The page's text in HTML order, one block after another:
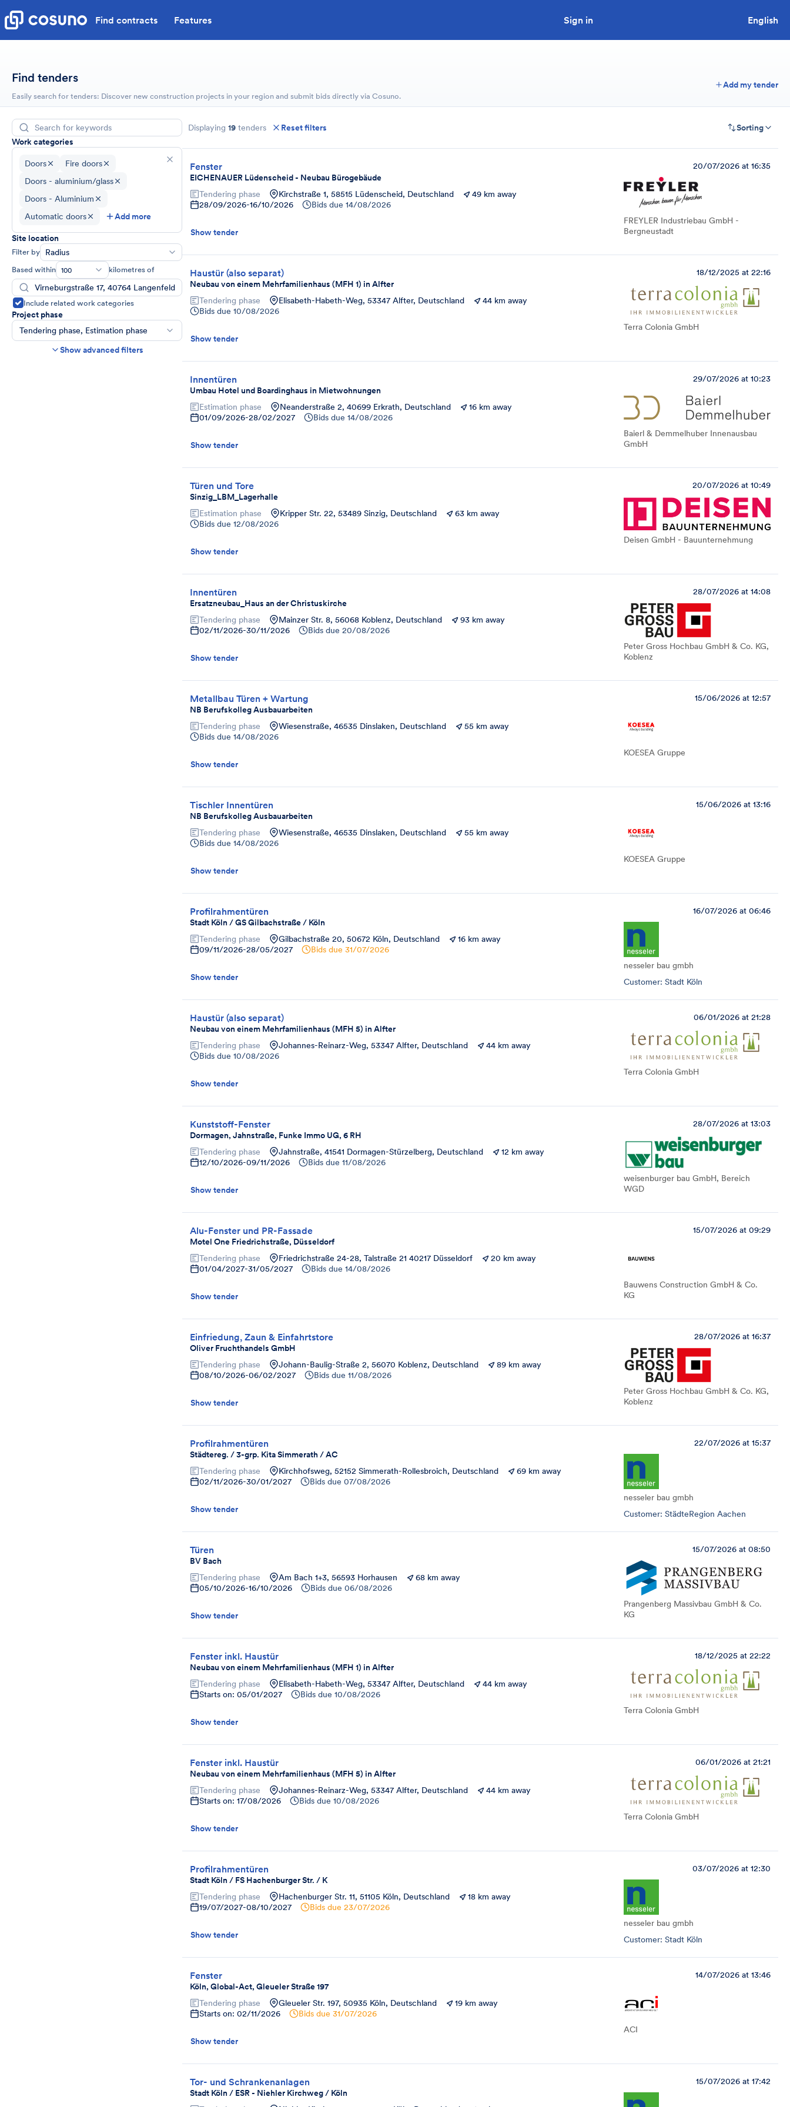
Find contracts Features Sign in English
Find tenders
Easily search for tenders: Discover new construction projects in your region and submit bids directly via Cosuno.
Add my tender
Work categories
Doors
Fire doors
Doors - aluminium/glass
Doors - Aluminium
Automatic doors
Add more
Site location
Filter by Radius
Based within 100 kilometres of
Include related work categories
Project phase
Tendering phase, Estimation phase
Construction time frame
End
Show advanced filters
Displaying 19 tenders Reset filters Sorting
Fenster
EICHENAUER Lüdenscheid - Neubau Bürogebäude
20/07/2026 at 16:35
Tendering phase Kirchstraße 1, 58515 Lüdenscheid, Deutschland
49 km away
28/09/2026-16/10/2026 Bids due 14/08/2026
FREYLER Industriebau GmbH -
Bergneustadt
Show tender
Haustür (also separat)
Neubau von einem Mehrfamilienhaus (MFH 1) in Alfter
18/12/2025 at 22:16
Tendering phase Elisabeth-Habeth-Weg, 53347 Alfter, Deutschland
44 km away
Bids due 10/08/2026
Terra Colonia GmbH
Show tender
Innentüren
Umbau Hotel und Boardinghaus in Mietwohnungen
29/07/2026 at 10:23
Estimation phase Neanderstraße 2, 40699 Erkrath, Deutschland
16 km away
01/09/2026-28/02/2027 Bids due 14/08/2026
Baierl & Demmelhuber Innenausbau
GmbH
Show tender
Türen und Tore
Sinzig_LBM_Lagerhalle
20/07/2026 at 10:49
Estimation phase Kripper Str. 22, 53489 Sinzig, Deutschland
63 km away
Bids due 12/08/2026
Deisen GmbH - Bauunternehmung
Show tender
Innentüren
Ersatzneubau_Haus an der Christuskirche
28/07/2026 at 14:08
Tendering phase Mainzer Str. 8, 56068 Koblenz, Deutschland
93 km away
02/11/2026-30/11/2026 Bids due 20/08/2026
Peter Gross Hochbau GmbH & Co. KG,
Koblenz
Show tender
Metallbau Türen + Wartung
NB Berufskolleg Ausbauarbeiten
15/06/2026 at 12:57
Tendering phase Wiesenstraße, 46535 Dinslaken, Deutschland
55 km away
Bids due 14/08/2026
KOESEA Gruppe
Show tender
Tischler Innentüren
NB Berufskolleg Ausbauarbeiten
15/06/2026 at 13:16
Tendering phase Wiesenstraße, 46535 Dinslaken, Deutschland
55 km away
Bids due 14/08/2026
KOESEA Gruppe
Show tender
Profilrahmentüren
Stadt Köln / GS Gilbachstraße / Köln
16/07/2026 at 06:46
Tendering phase Gilbachstraße 20, 50672 Köln, Deutschland
16 km away
09/11/2026-28/05/2027 Bids due 31/07/2026
nesseler bau gmbh
Customer: Stadt Köln
Show tender
Haustür (also separat)
Neubau von einem Mehrfamilienhaus (MFH 5) in Alfter
06/01/2026 at 21:28
Tendering phase Johannes-Reinarz-Weg, 53347 Alfter, Deutschland
44 km away
Bids due 10/08/2026
Terra Colonia GmbH
Show tender
Kunststoff-Fenster
Dormagen, Jahnstraße, Funke Immo UG, 6 RH
28/07/2026 at 13:03
Tendering phase Jahnstraße, 41541 Dormagen-Stürzelberg, Deutschland
12 km away
12/10/2026-09/11/2026 Bids due 11/08/2026
weisenburger bau GmbH, Bereich
WGD
Show tender
Alu-Fenster und PR-Fassade
Motel One Friedrichstraße, Düsseldorf
15/07/2026 at 09:29
Tendering phase Friedrichstraße 24-28, Talstraße 21 40217 Düsseldorf
20 km away
01/04/2027-31/05/2027 Bids due 14/08/2026
Bauwens Construction GmbH & Co.
KG
Show tender
Einfriedung, Zaun & Einfahrtstore
Oliver Fruchthandels GmbH
28/07/2026 at 16:37
Tendering phase Johann-Baulig-Straße 2, 56070 Koblenz, Deutschland
89 km away
08/10/2026-06/02/2027 Bids due 11/08/2026
Peter Gross Hochbau GmbH & Co. KG,
Koblenz
Show tender
Profilrahmentüren
Städtereg. / 3-grp. Kita Simmerath / AC
22/07/2026 at 15:37
Tendering phase Kirchhofsweg, 52152 Simmerath-Rollesbroich, Deutschland
69 km away
02/11/2026-30/01/2027 Bids due 07/08/2026
nesseler bau gmbh
Customer: StädteRegion Aachen
Show tender
Türen
BV Bach
15/07/2026 at 08:50
Tendering phase Am Bach 1+3, 56593 Horhausen
68 km away
05/10/2026-16/10/2026 Bids due 06/08/2026
Prangenberg Massivbau GmbH & Co.
KG
Show tender
Fenster inkl. Haustür
Neubau von einem Mehrfamilienhaus (MFH 1) in Alfter
18/12/2025 at 22:22
Tendering phase Elisabeth-Habeth-Weg, 53347 Alfter, Deutschland
44 km away
Starts on: 05/01/2027
Bids due 10/08/2026
Terra Colonia GmbH
Show tender
Fenster inkl. Haustür
Neubau von einem Mehrfamilienhaus (MFH 5) in Alfter
06/01/2026 at 21:21
Tendering phase Johannes-Reinarz-Weg, 53347 Alfter, Deutschland
44 km away
Starts on: 17/08/2026
Bids due 10/08/2026
Terra Colonia GmbH
Show tender
Profilrahmentüren
Stadt Köln / FS Hachenburger Str. / K
03/07/2026 at 12:30
Tendering phase Hachenburger Str. 11, 51105 Köln, Deutschland
18 km away
19/07/2027-08/10/2027 Bids due 23/07/2026
nesseler bau gmbh
Customer: Stadt Köln
Show tender
Fenster
Köln, Global-Act, Gleueler Straße 197
14/07/2026 at 13:46
Tendering phase Gleueler Str. 197, 50935 Köln, Deutschland
19 km away
Starts on: 02/11/2026
Bids due 31/07/2026
ACI
Show tender
Tor- und Schrankenanlagen
Stadt Köln / ESR - Niehler Kirchweg / Köln
15/07/2026 at 17:42